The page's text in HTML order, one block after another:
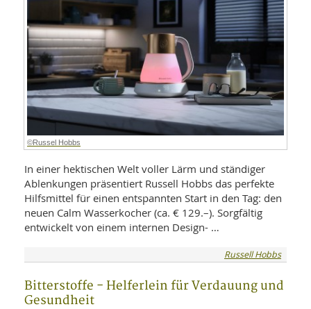
©Russel Hobbs
In einer hektischen Welt voller Lärm und ständiger
Ablenkungen präsentiert Russell Hobbs das perfekte
Hilfsmittel für einen entspannten Start in den Tag: den
neuen Calm Wasserkocher (ca. € 129.–). Sorgfältig
entwickelt von einem internen Design- …
Russell Hobbs
Bitterstoffe - Helferlein für Verdauung und
Gesundheit